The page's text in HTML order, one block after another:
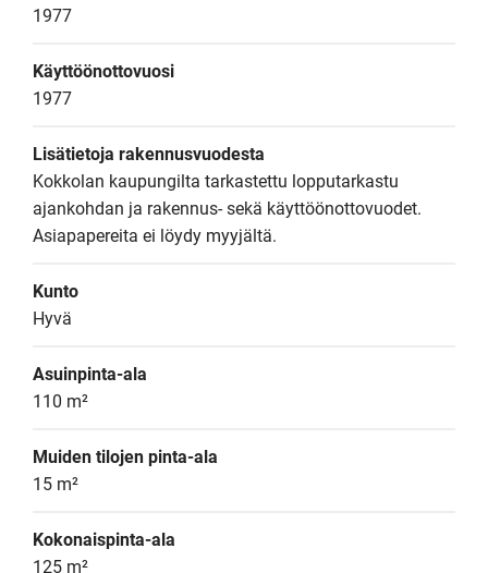
1977
Käyttöönottovuosi
1977
Lisätietoja rakennusvuodesta
Kokkolan kaupungilta tarkastettu lopputarkastu
ajankohdan ja rakennus- sekä käyttöönottovuodet.
Asiapapereita ei löydy myyjältä.
Kunto
Hyvä
Asuinpinta-ala
110 m²
Muiden tilojen pinta-ala
15 m²
Kokonaispinta-ala
125 m²